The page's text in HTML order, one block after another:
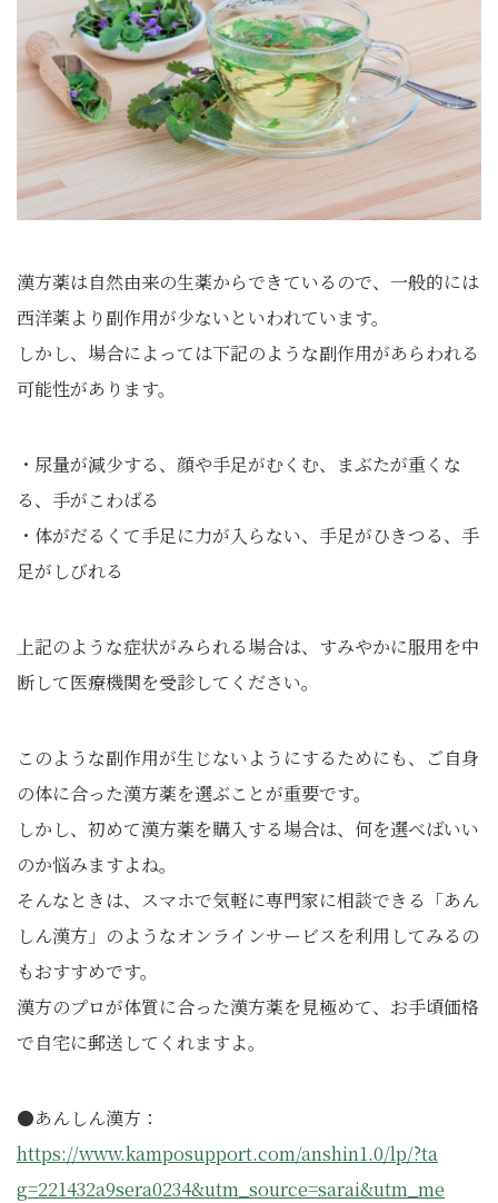
漢方薬は自然由来の生薬からできているので、一般的には
西洋薬より副作用が少ないといわれています。
しかし、場合によっては下記のような副作用があらわれる
可能性があります。
・尿量が減少する、顔や手足がむくむ、まぶたが重くな
る、手がこわばる
・体がだるくて手足に力が入らない、手足がひきつる、手
足がしびれる
上記のような症状がみられる場合は、すみやかに服用を中
断して医療機関を受診してください。
このような副作用が生じないようにするためにも、ご自身
の体に合った漢方薬を選ぶことが重要です。
しかし、初めて漢方薬を購入する場合は、何を選べばいい
のか悩みますよね。
そんなときは、スマホで気軽に専門家に相談できる「あん
しん漢方」のようなオンラインサービスを利用してみるの
もおすすめです。
漢方のプロが体質に合った漢方薬を見極めて、お手頃価格
で自宅に郵送してくれますよ。
●あんしん漢方：
https://www.kamposupport.com/anshin1.0/lp/?ta
g=221432a9sera0234&utm_source=sarai&utm_me